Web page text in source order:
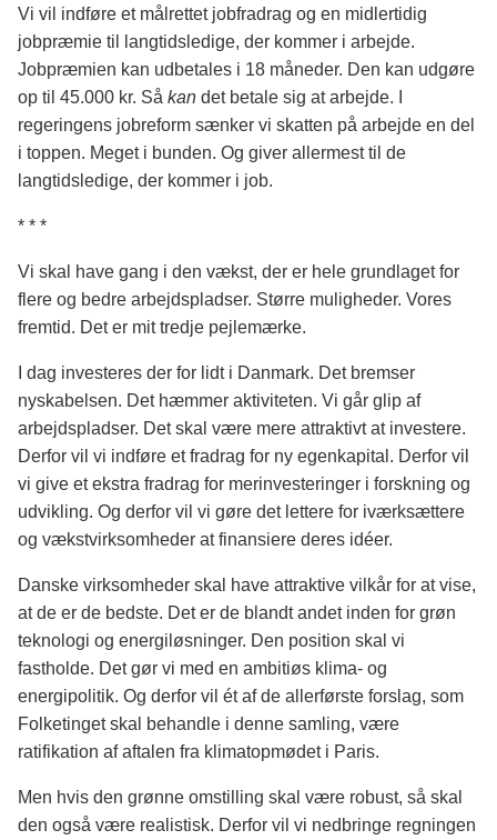
Vi vil indføre et målrettet jobfradrag og en midlertidig
jobpræmie til langtidsledige, der kommer i arbejde.
Jobpræmien kan udbetales i 18 måneder. Den kan udgøre
op til 45.000 kr. Så kan det betale sig at arbejde. I
regeringens jobreform sænker vi skatten på arbejde en del
i toppen. Meget i bunden. Og giver allermest til de
langtidsledige, der kommer i job.
* * *
Vi skal have gang i den vækst, der er hele grundlaget for
flere og bedre arbejdspladser. Større muligheder. Vores
fremtid. Det er mit tredje pejlemærke.
I dag investeres der for lidt i Danmark. Det bremser
nyskabelsen. Det hæmmer aktiviteten. Vi går glip af
arbejdspladser. Det skal være mere attraktivt at investere.
Derfor vil vi indføre et fradrag for ny egenkapital. Derfor vil
vi give et ekstra fradrag for merinvesteringer i forskning og
udvikling. Og derfor vil vi gøre det lettere for iværksættere
og vækstvirksomheder at finansiere deres idéer.
Danske virksomheder skal have attraktive vilkår for at vise,
at de er de bedste. Det er de blandt andet inden for grøn
teknologi og energiløsninger. Den position skal vi
fastholde. Det gør vi med en ambitiøs klima- og
energipolitik. Og derfor vil ét af de allerførste forslag, som
Folketinget skal behandle i denne samling, være
ratifikation af aftalen fra klimatopmødet i Paris.
Men hvis den grønne omstilling skal være robust, så skal
den også være realistisk. Derfor vil vi nedbringe regningen